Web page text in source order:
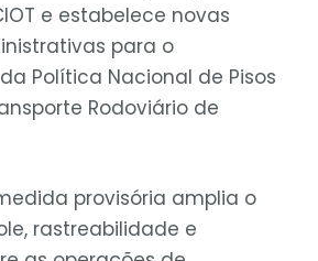
e estabelece novas
para o
Política Nacional de Pisos
Rodoviário de
provisória amplia o
rastreabilidade e